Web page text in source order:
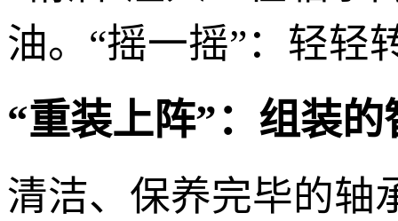
油。“摇一摇”：轻轻
“重装上阵”：组装的
清洁、保养完毕的轴